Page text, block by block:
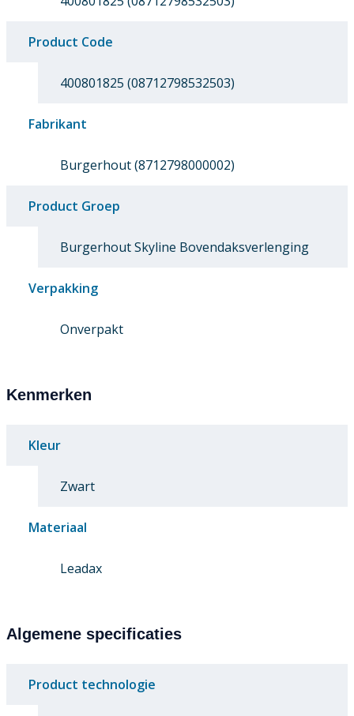
Product Code
400801825 (08712798532503)
Fabrikant
Burgerhout (8712798000002)
Product Groep
Burgerhout Skyline Bovendaksverlenging
Verpakking
Onverpakt
Kenmerken
Kleur
Zwart
Materiaal
Leadax
Algemene specificaties
Product technologie